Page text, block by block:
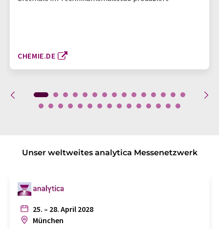
CHEMIE.DE
Unser weltweites analytica Messenetzwerk
25. – 28. April 2028
München